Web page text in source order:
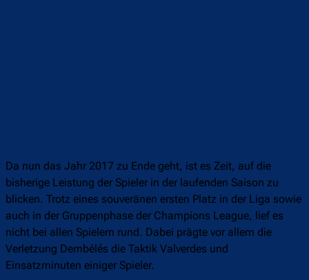
Da nun das Jahr 2017 zu Ende geht, ist es Zeit, auf die
bisherige Leistung der Spieler in der laufenden Saison zu
blicken. Trotz eines souveränen ersten Platz in der Liga sowie
auch in der Gruppenphase der Champions League, lief es
nicht bei allen Spielern rund. Dabei prägte vor allem die
Verletzung Dembélés die Taktik Valverdes und
Einsatzminuten einiger Spieler.